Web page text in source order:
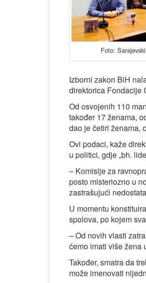
Foto:
Izborni zakon BiH
direktorica Fondacije
Od osvojenih 110
također 17 ženama,
dao je četiri ženama,
Ovi podaci, kaže
u politici, gdje „bh.
– Komisije za
posto misteriozno u
zastrašujući
U momentu
spolova, po kojem
– Od novih vlasti
ćemo imati više žena
Također, smatra da
može imenovati